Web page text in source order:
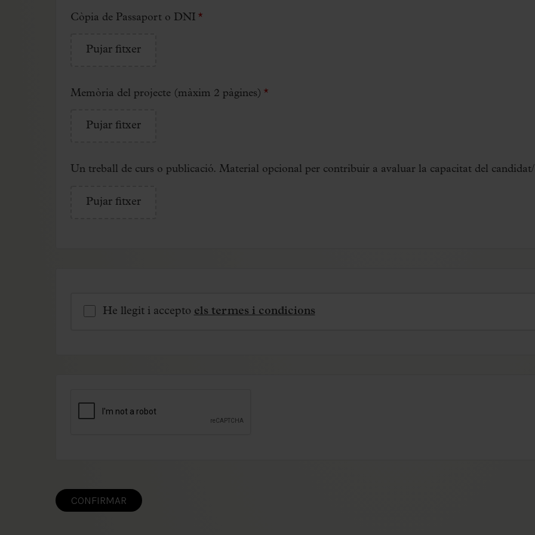
Còpia de Passaport o DNI *
Pujar fitxer
Memòria del projecte (màxim 2 pàgines) *
Pujar fitxer
Un treball de curs o publicació. Material opcional per contribuir a avaluar la capacitat del
Pujar fitxer
He llegit i accepto els termes i condicions
CONFIRMAR